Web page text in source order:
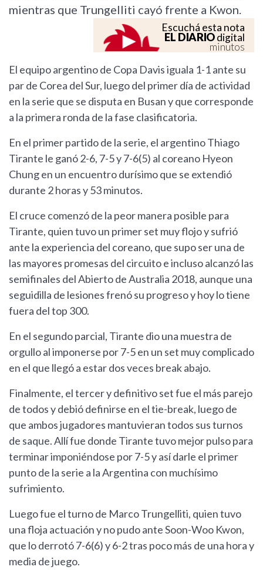
mientras que Trungelliti cayó frente a Kwon.
Escuchá esta nota
EL DIARIOdigital
minutos
El equipo argentino de Copa Davis iguala 1-1 ante su
par de Corea del Sur, luego del primer día de actividad
en la serie que se disputa en Busan y que corresponde
a la primera ronda de la fase clasificatoria.
En el primer partido de la serie, el argentino Thiago
Tirante le ganó 2-6, 7-5 y 7-6(5) al coreano Hyeon
Chung en un encuentro durísimo que se extendió
durante 2 horas y 53 minutos.
El cruce comenzó de la peor manera posible para
Tirante, quien tuvo un primer set muy flojo y sufrió
ante la experiencia del coreano, que supo ser una de
las mayores promesas del circuito e incluso alcanzó las
semifinales del Abierto de Australia 2018, aunque una
seguidilla de lesiones frenó su progreso y hoy lo tiene
fuera del top 300.
En el segundo parcial, Tirante dio una muestra de
orgullo al imponerse por 7-5 en un set muy complicado
en el que llegó a estar dos veces break abajo.
Finalmente, el tercer y definitivo set fue el más parejo
de todos y debió definirse en el tie-break, luego de
que ambos jugadores mantuvieran todos sus turnos
de saque. Allí fue donde Tirante tuvo mejor pulso para
terminar imponiéndose por 7-5 y así darle el primer
punto de la serie a la Argentina con muchísimo
sufrimiento.
Luego fue el turno de Marco Trungelliti, quien tuvo
una floja actuación y no pudo ante Soon-Woo Kwon,
que lo derrotó 7-6(6) y 6-2 tras poco más de una hora y
media de juego.